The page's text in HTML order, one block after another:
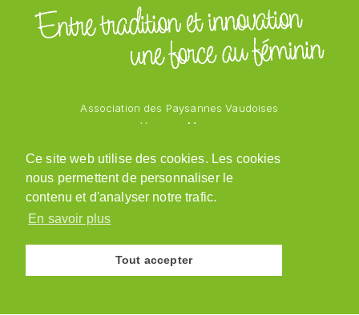
Ce site web utilise des cookies. Les cookies
nous permettent de personnaliser le
contenu et d'analyser notre trafic.
En savoir plus
Tout accepter
Association des Paysannes Vaudoises
Vanessa Mayor
1543 Grandcour
079 218 48 69
admin@paysannesvaudoises.ch
© Association des Paysannes Vaudoises · 2026